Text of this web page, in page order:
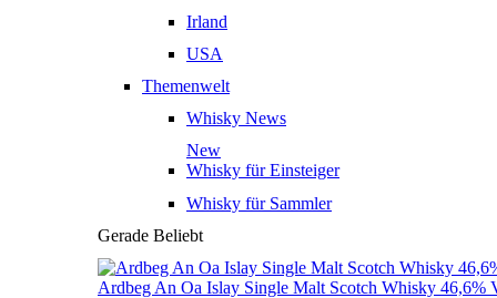
Irland
USA
Themenwelt
Whisky News
New
Whisky für Einsteiger
Whisky für Sammler
Gerade Beliebt
Ardbeg An Oa Islay Single Malt Scotch Whisky 46,6%